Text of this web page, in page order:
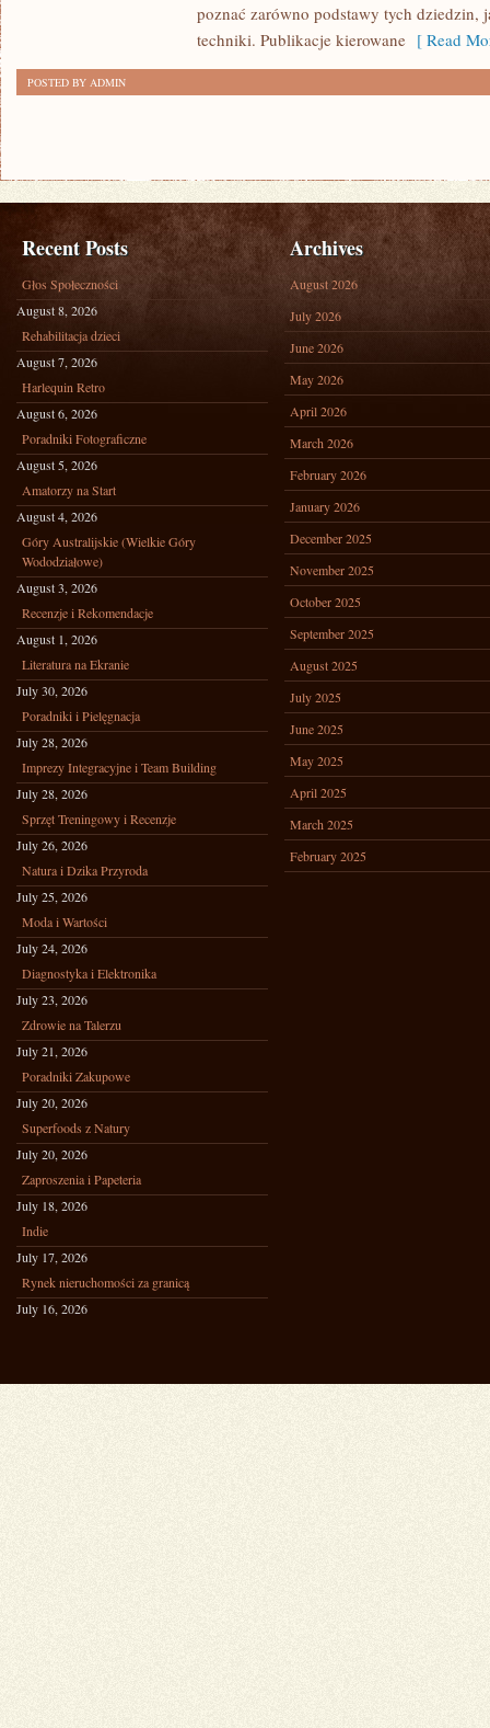
ARTYSTYCZNEpoznać zarówno podstawy tych dziedzin,
techniki. Publikacje kierowane [ Read
POSTED BY ADMIN
Recent Posts
Głos Społeczności
August 8, 2026
Rehabilitacja dzieci
August 7, 2026
Harlequin Retro
August 6, 2026
Poradniki Fotograficzne
August 5, 2026
Amatorzy na Start
August 4, 2026
Góry Australijskie (Wielkie Góry
Wododziałowe)
August 3, 2026
Recenzje i Rekomendacje
August 1, 2026
Literatura na Ekranie
July 30, 2026
Poradniki i Pielęgnacja
July 28, 2026
Imprezy Integracyjne i Team Building
July 28, 2026
Sprzęt Treningowy i Recenzje
July 26, 2026
Natura i Dzika Przyroda
July 25, 2026
Moda i Wartości
July 24, 2026
Diagnostyka i Elektronika
July 23, 2026
Zdrowie na Talerzu
July 21, 2026
Poradniki Zakupowe
July 20, 2026
Superfoods z Natury
July 20, 2026
Zaproszenia i Papeteria
July 18, 2026
Indie
July 17, 2026
Rynek nieruchomości za granicą
July 16, 2026
Archives
August 2026
July 2026
June 2026
May 2026
April 2026
March 2026
February 2026
January 2026
December 2025
November 2025
October 2025
September 2025
August 2025
July 2025
June 2025
May 2025
April 2025
March 2025
February 2025